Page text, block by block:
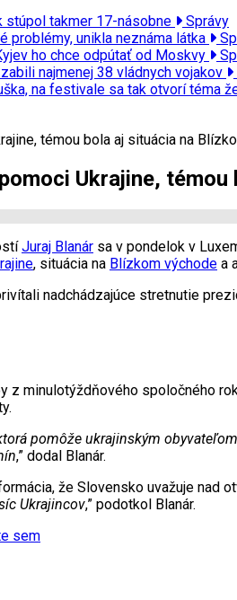
stúpol takmer 17-násobne
Správy
problémy, unikla neznáma látka
ho chce odpútať od Moskvy
najmenej 38 vládnych vojakov
na festivale sa tak otvorí téma
témou bola aj situácia na
Ukrajine,
Juraj Blanár sa v pondelok v
, situácia na Blízkom východe a
nadchádzajúce stretnutie
minulotýždňového spoločného
pomôže ukrajinským
,” dodal Blanár.
že Slovensko uvažuje nad
Ukrajincov,” podotkol Blanár.
sem